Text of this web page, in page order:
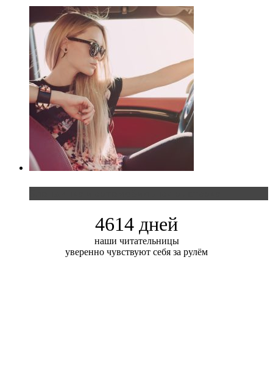
4614 дней
наши читательницы
уверенно чувствуют себя за рулём